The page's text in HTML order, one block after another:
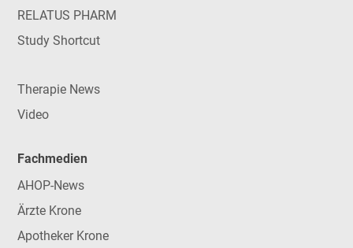
RELATUS PHARM
Study Shortcut
Therapie News
Video
Fachmedien
AHOP-News
Ärzte Krone
Apotheker Krone